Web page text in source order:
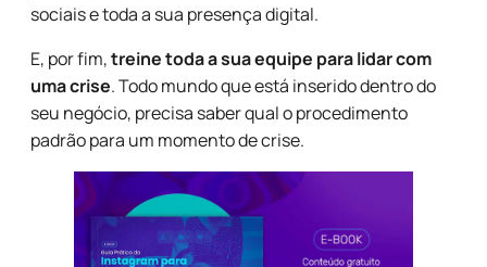
sociais e toda a sua presença digital.
E, por fim,treine toda a sua equipe para lidar com
uma crise. Todo mundo que está inserido dentro do
seu negócio, precisa saber qual o procedimento
padrão para um momento de crise.